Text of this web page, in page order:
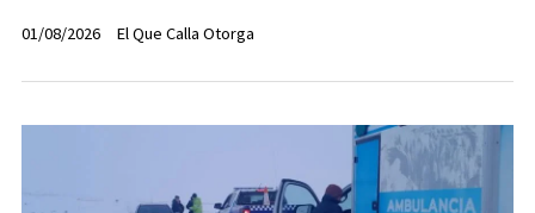
El Que Calla Otorga
01/08/2026